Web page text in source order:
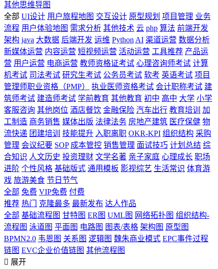
其他思维导图
全部 UI设计 用户旅程地图 交互设计 原型规划 项目管理 业务
流程 用户体验地图 需求分析 其他技术 云 php 算法 前端开发
架构 java 大数据 后端开发 运维 Python AI 渠道运营 数据分析
新媒体运营 内容运营 短视频运营 活动运营 工具推荐 产品运
营 用户运营 电商运营 教师资格证考试 心理咨询师考试 计算
机考试 司法考试 研究生考试 公务员考试 软考 英语考试 项目
管理师职业资格（PMP）
执业医师资格考试 会计职称考试 建
筑师考试 建造师考试 学前教育 其他教育 初中 高中 大学 小学
客服咨询 其他岗位 酒店餐饮 金融保险 汽车出行 教育培训
加
工制造 商务销售 媒体出版 法律法务 房地产建筑 医疗保健 物
流快递 团建培训 技能提升 入职离职 OKR-KPI 组织结构 采购
管理 会议纪要 SOP 成本管控 销售管理 面试技巧 计划总结 综
合知识 人文历史 投资理财 文学名著 亲子家庭 心理成长 职场
进阶 个性风格 基础版式 通用模板 影视综艺 生活常识 体育游
戏 旅游美食 节日节气
全部 免费 VIP免费 付费
推荐 热门 克隆最多 最新发布 达人作品
全部 基础流程图 甘特图 ER图 UML图 网络拓扑图 组织结构-
流程图 泳道图 平面图 电路图 图表/表格 架构图 原型图
BPMN2.0 韦恩图 关系图 逻辑图 魏朱商业模式 EPC事件过程
链图 EVC企业价值链图 其他流程图
 展开